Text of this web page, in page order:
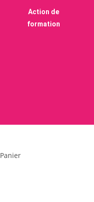
Action de
formation
Panier